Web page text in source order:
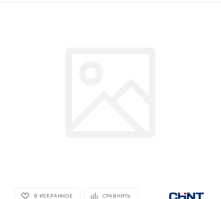
В ИЗБРАННОЕ СРАВНИТЬ